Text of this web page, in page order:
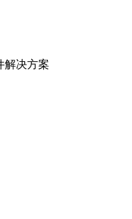
解决方案